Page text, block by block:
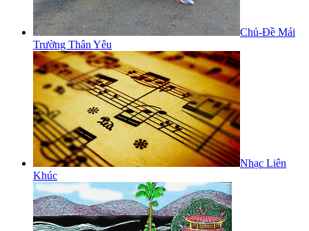
Chủ-Đề Mái
Trường Thân Yêu
Nhạc Liên
Khúc